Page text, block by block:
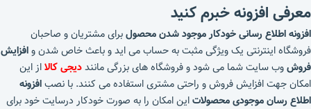
معرفی افزونه خبرم کنید
افزونه اطلاع رسانی خودکار موجود شدن محصولبرای مشتریان و صاحبان
فروشگاه اینترنتی یک ویژگی مثبت به حساب می اید و باعث خاص شدن وافزایش
فروشوب سایت شما می شود و فروشگاه های بزرگی ماننددیجی کالااز این
امکان جهت افزایش فروش و راحتی مشتری استفاده می کنند. با نصبافزونه
اطلاع رسان موجودی محصولاتاین امکان را به صورت خودکار درسایت خود برای